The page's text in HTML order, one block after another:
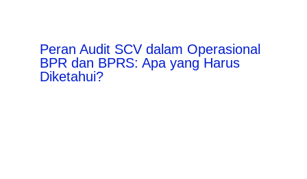
Peran Audit SCV dalam Operasional
BPR dan BPRS: Apa yang Harus
Diketahui?